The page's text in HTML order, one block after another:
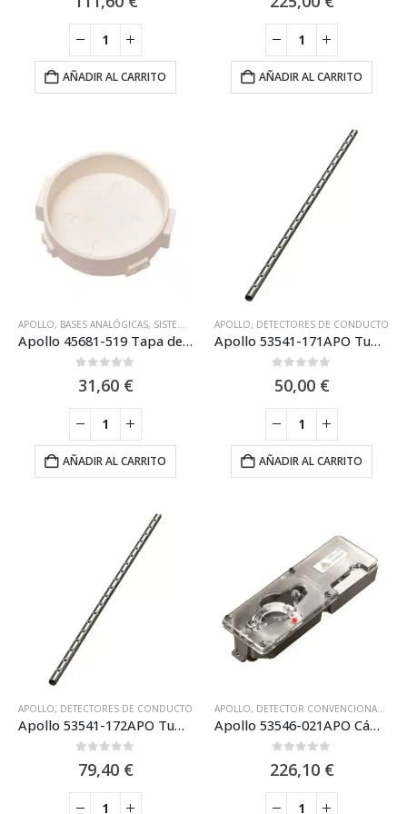
AÑADIR AL CARRITO AÑADIR AL CARRITO
APOLLO, BASES ANALÓGICAS, SISTEMA ANALÓGICO APOLLO ,SISTEMAS ANALÓGICOS
Apollo 45681-519 Tapa de silicona protectora contra humedades.
31,60 €
AÑADIR AL CARRITO
APOLLO, DETECTORES DE CONDUCTO
Apollo 53541-171APO Tubo Camara det. Conducto 1524 mm
50,00 €
AÑADIR AL CARRITO
APOLLO, DETECTORES DE CONDUCTO
Apollo 53541-172APO Tubo camara detector conducto 3048mm
79,40 €
APOLLO, DETECTOR CONVENCIONAL APOLLO SERIES65 EN
Apollo 53546-021APO Cámara para detectores de conductos Serie S65
226,10 €